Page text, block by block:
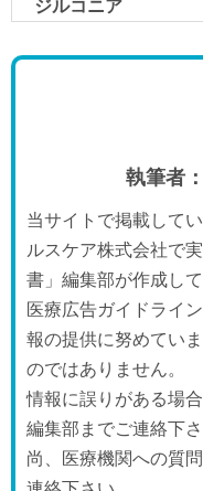
執筆者：
当サイトで掲載して
ルスケア株式会社で
書」編集部が作成して
医療広告ガイドライ
報の提供に努めてい
のではありません。
情報に誤りがある場
編集部までご連絡下さ
尚、医療機関への質